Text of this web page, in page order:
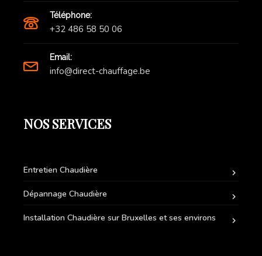
Téléphone:
+32 486 58 50 06
Email:
info@direct-chauffage.be
NOS SERVICES
Entretien Chaudière
Dépannage Chaudière
Installation Chaudière sur Bruxelles et ses environs